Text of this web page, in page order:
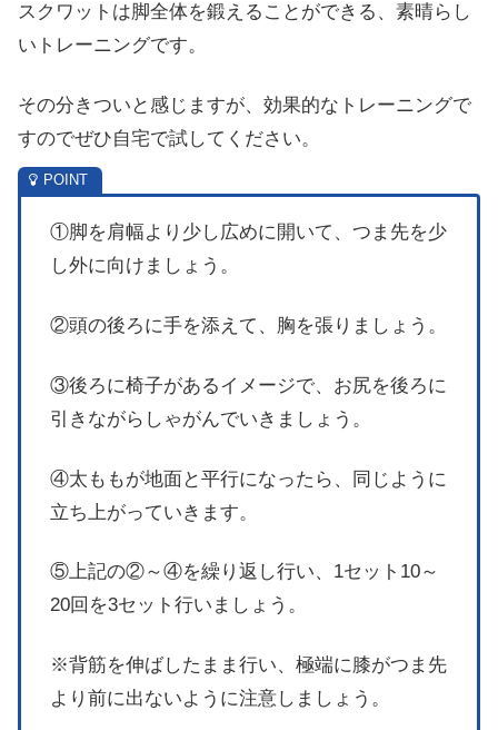
スクワットは脚全体を鍛えることができる、素晴らし
いトレーニングです。
その分きついと感じますが、効果的なトレーニングで
すのでぜひ自宅で試してください。
①脚を肩幅より少し広めに開いて、つま先を少
し外に向けましょう。
②頭の後ろに手を添えて、胸を張りましょう。
③後ろに椅子があるイメージで、お尻を後ろに
引きながらしゃがんでいきましょう。
④太ももが地面と平行になったら、同じように
立ち上がっていきます。
⑤上記の②～④を繰り返し行い、1セット10～
20回を3セット行いましょう。
※背筋を伸ばしたまま行い、極端に膝がつま先
より前に出ないように注意しましょう。